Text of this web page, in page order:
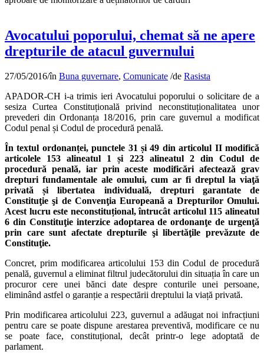
Avocatului poporului, chemat să ne apere
drepturile de atacul guvernului
27/05/2016/în Buna guvernare, Comunicate /de Rasista
APADOR-CH i-a trimis ieri Avocatului poporului o solicitare de a
sesiza Curtea Constituțională privind neconstituționalitatea unor
prevederi din Ordonanța 18/2016, prin care guvernul a modificat
Codul penal și Codul de procedură penală.
În textul ordonanței, punctele 31 și 49 din articolul II modifică
articolele 153 alineatul 1 și 223 alineatul 2 din Codul de
procedură penală, iar prin aceste modificări afectează grav
drepturi fundamentale ale omului, cum ar fi dreptul la viaţă
privată și libertatea individuală, drepturi garantate de
Constituţie şi de Convenţia Europeană a Drepturilor Omului.
Acest lucru este neconstituțional, întrucât articolul 115 alineatul
6 din Constituţie interzice adoptarea de ordonanţe de urgenţă
prin care sunt afectate drepturile şi libertăţile prevăzute de
Constituţie.
Concret, prim modificarea articolului 153 din Codul de procedură
penală, guvernul a eliminat filtrul judecătorului din situația în care un
procuror cere unei bănci date despre conturile unei persoane,
eliminând astfel o garanție a respectării dreptului la viață privată.
Prin modificarea articolului 223, guvernul a adăugat noi infracțiuni
pentru care se poate dispune arestarea preventivă, modificare ce nu
se poate face, constituțional, decât printr-o lege adoptată de
parlament.